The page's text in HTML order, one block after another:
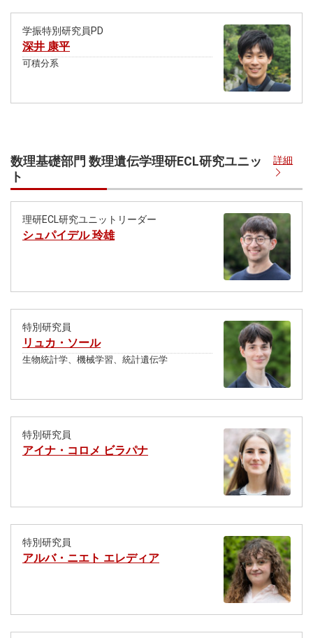
学振特別研究員PD
深井 康平
可積分系
数理基礎部門 数理遺伝学理研ECL研究ユニッ
ト
詳細
理研ECL研究ユニットリーダー
シュパイデル 玲雄
特別研究員
リュカ・ソール
生物統計学、機械学習、統計遺伝学
特別研究員
アイナ・コロメ ビラパナ
特別研究員
アルバ・ニエト エレディア